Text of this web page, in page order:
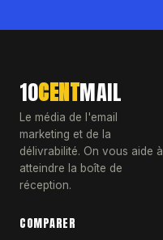
10CENTMAIL
Le média de l'email
marketing et de la
délivrabilité. On vous aide à
atteindre la boîte de
réception.
COMPARER